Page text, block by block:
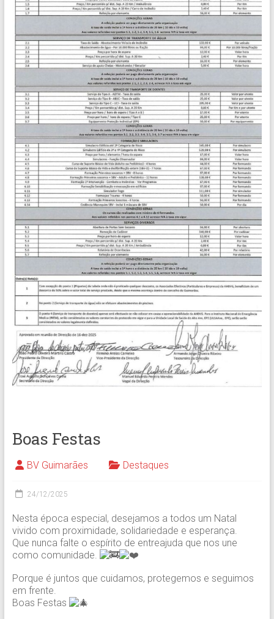
Boas Festas
BV Guimarães Destaques
24/12/2025
Nesta época especial, desejamos a todos um Natal
vivido com proximidade, solidariedade e esperança.
Que nunca falte o espírito de entreajuda que nos une
como comunidade.
Porque é juntos que cuidamos, protegemos e seguimos
em frente.
Boas Festas